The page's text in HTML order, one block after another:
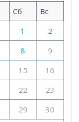
Сб
Вс
1
2
8
9
15
16
22
23
29
30